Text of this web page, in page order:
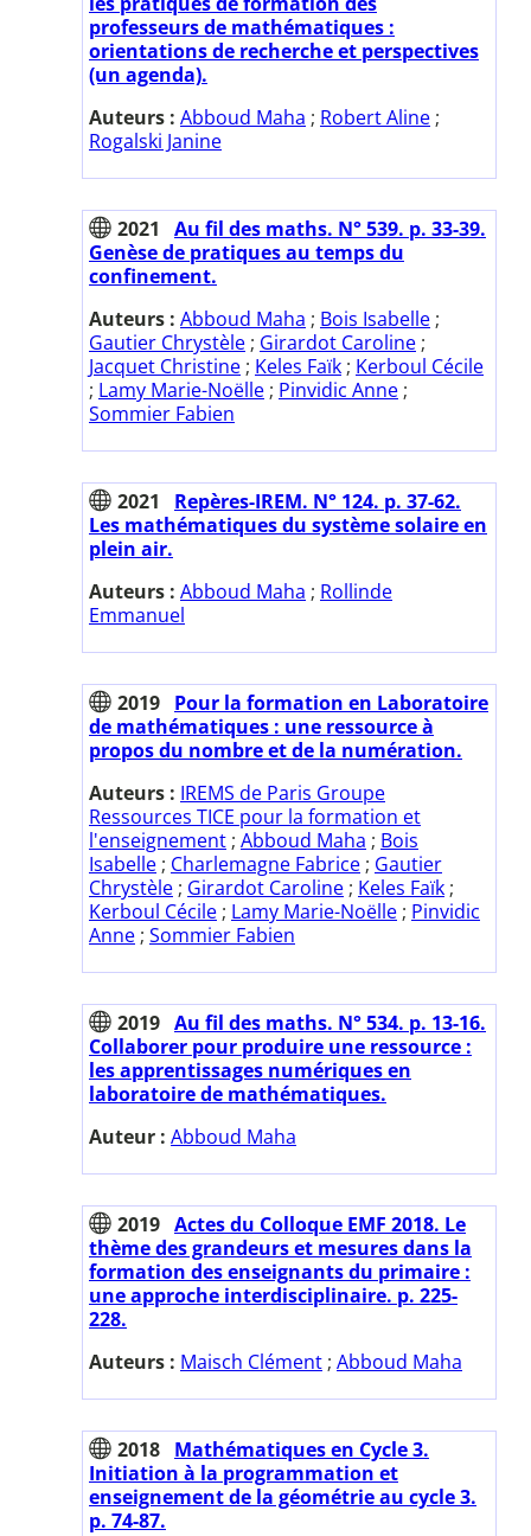
professeurs de mathématiques :
orientations de recherche et perspectives
(un agenda).
Auteurs : Abboud Maha ; Robert Aline ;
Rogalski Janine
2021
Au fil des maths. N° 539. p. 33-39.
Genèse de pratiques au temps du
confinement.
Auteurs : Abboud Maha ; Bois Isabelle ;
Gautier Chrystèle ; Girardot Caroline ;
Jacquet Christine ; Keles Faïk ; Kerboul Cécile
; Lamy Marie-Noëlle ; Pinvidic Anne ;
Sommier Fabien
2021
Repères-IREM. N° 124. p. 37-62.
Les mathématiques du système solaire en
plein air.
Auteurs : Abboud Maha ; Rollinde
Emmanuel
2019 Pour la formation en Laboratoire
de mathématiques : une ressource à
propos du nombre et de la numération.
Auteurs : IREMS de Paris Groupe
Ressources TICE pour la formation et
l'enseignement ; Abboud Maha ; Bois
Isabelle ; Charlemagne Fabrice ; Gautier
Chrystèle ; Girardot Caroline ; Keles Faïk ;
Kerboul Cécile ; Lamy Marie-Noëlle ; Pinvidic
Anne ; Sommier Fabien
2019 Au fil des maths. N° 534. p. 13-16.
Collaborer pour produire une ressource :
les apprentissages numériques en
laboratoire de mathématiques.
Auteur : Abboud Maha
2019 Actes du Colloque EMF 2018. Le
thème des grandeurs et mesures dans la
formation des enseignants du primaire :
une approche interdisciplinaire. p. 225-
228.
Auteurs : Maisch Clément ; Abboud Maha
2018 Mathématiques en Cycle 3.
Initiation à la programmation et
enseignement de la géométrie au cycle 3.
p. 74-87.